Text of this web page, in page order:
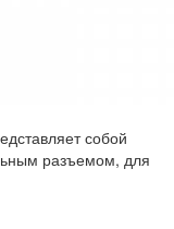
собой
разъемом, для